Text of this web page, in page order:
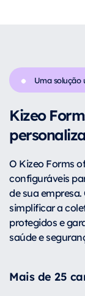
Uma solução
Kizeo
O Kizeo Forms
configuráveis
de sua
simplificar a
protegidos e
saúde e
Mais de 25